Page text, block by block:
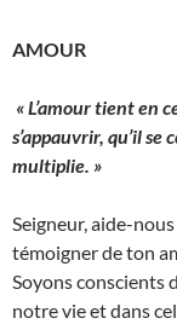
AMOUR
« L’amour tient en
s’appauvrir, qu’il se
multiplie. »
Seigneur, aide-
témoigner de ton
Soyons conscients
notre vie et dans